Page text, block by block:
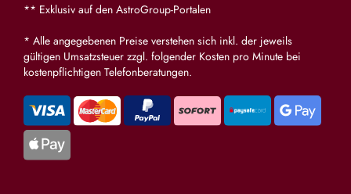
** Exklusiv auf den AstroGroup-Portalen
* Alle angegebenen Preise verstehen sich inkl. der jeweils
gültigen Umsatzsteuer zzgl. folgender Kosten pro Minute bei
kostenpflichtigen Telefonberatungen.